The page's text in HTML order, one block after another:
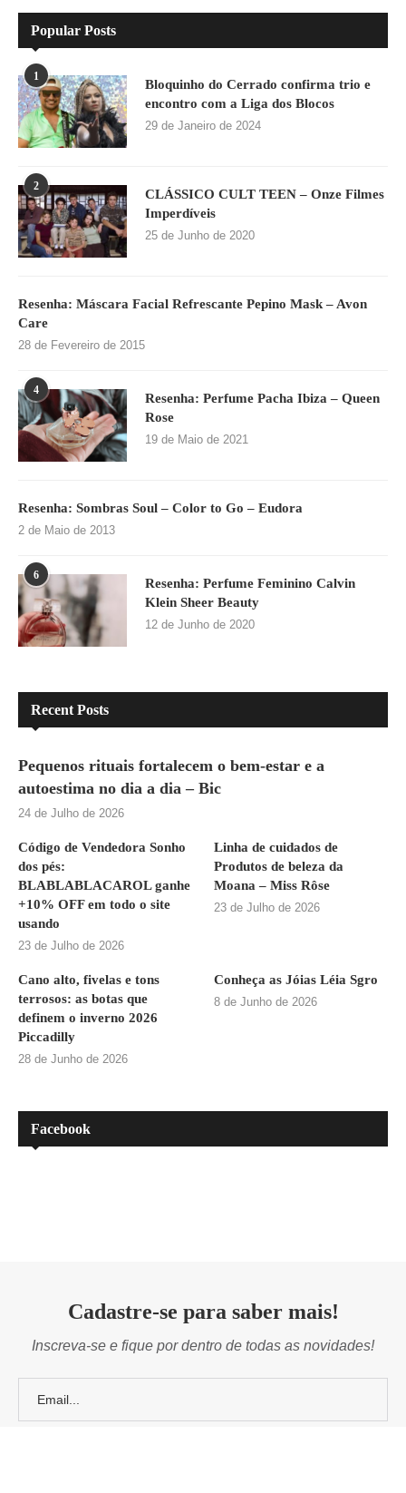
Popular Posts
1
Bloquinho do Cerrado confirma trio e
encontro com a Liga dos Blocos
29 de Janeiro de 2024
2
CLÁSSICO CULT TEEN – Onze Filmes
Imperdíveis
25 de Junho de 2020
Resenha: Máscara Facial Refrescante Pepino Mask – Avon
Care
28 de Fevereiro de 2015
4
Resenha: Perfume Pacha Ibiza – Queen
Rose
19 de Maio de 2021
Resenha: Sombras Soul – Color to Go – Eudora
2 de Maio de 2013
6
Resenha: Perfume Feminino Calvin
Klein Sheer Beauty
12 de Junho de 2020
Recent Posts
Pequenos rituais fortalecem o bem-estar e a
autoestima no dia a dia – Bic
24 de Julho de 2026
Código de Vendedora Sonho
dos pés:
BLABLABLACAROL ganhe
+10% OFF em todo o site
usando
23 de Julho de 2026
Linha de cuidados de
Produtos de beleza da
Moana – Miss Rôse
23 de Julho de 2026
Cano alto, fivelas e tons
terrosos: as botas que
definem o inverno 2026
Piccadilly
28 de Junho de 2026
Conheça as Jóias Léia Sgro
8 de Junho de 2026
Facebook
Cadastre-se para saber mais!
Inscreva-se e fique por dentro de todas as novidades!